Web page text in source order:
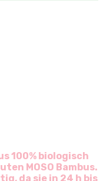
100% biologisch
MOSO Bambus.
da sie in 24 h bis